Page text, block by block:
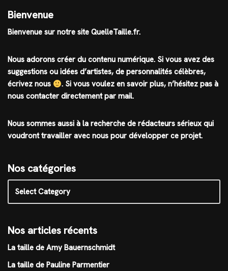
Bienvenue
Bienvenue sur notre site QuelleTaille.fr.
Nous adorons créer du contenu numérique. Si vous avez des
suggestions ou idées d’artistes, de personnalités célèbres,
écrivez nous
. Si vous voulez en savoir plus, n’hésitez pas à
nous contacter directement par mail.
Nous sommes aussi à la recherche de rédacteurs sérieux qui
voudront travailler avec nous pour développer ce projet.
Nos catégories
Nos articles récents
La taille de Amy Bauernschmidt
La taille de Pauline Parmentier